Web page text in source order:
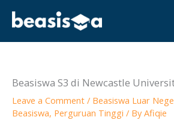
content
Beasiswa S3 di Newcastle
Leave a Comment / Beasiswa Luar
Beasiswa, Perguruan Tinggi / ByAfiqie